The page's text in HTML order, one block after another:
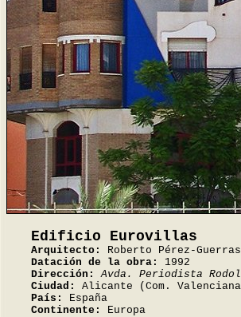
Edificio Eurovillas
Arquitecto:
Roberto Pérez-Guerras
Datación de la obra:
1992
Dirección:
Avda. Periodista
Ciudad:
Alicante (Com.
País:
España
Continente:
Europa